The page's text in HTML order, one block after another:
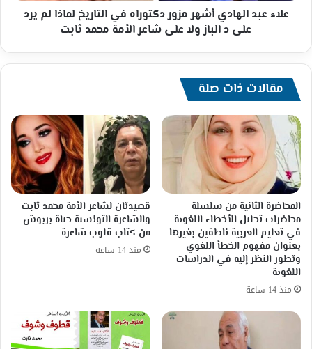
د
ولا
على
شاعر
الأمة
محمد
ثابت
علاء عبد الهادي أشهر مزور دكتوراه في التاريخ لماذا لم يرد
على د الباز ولا على شاعر الأمة محمد ثابت
مقالات ذات صلة
المحاضرة الثانية من سلسلة
محاضرات تحليل الأخطاء اللغوية
في تعليم العربية ناطقين بغيرها
بعنوان مفهوم الخطأ اللغوي
وتطور النظر إليه في الدراسات
اللغوية
منذ 14 ساعة
قصيدتان لشاعر الأمة محمد ثابت
والشاعرة التونسية حياة بربوش
من كتاب قلوب شاعرة
منذ 14 ساعة